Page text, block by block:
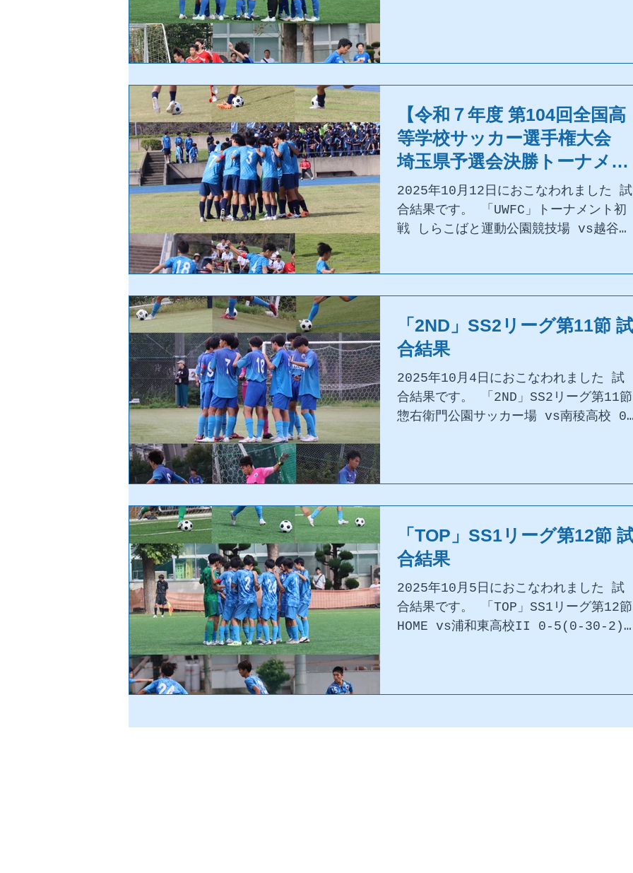
【令和７年度 第104回全国高
等学校サッカー選手権大会
埼玉県予選会決勝トーナメン
ト】試合結果
2025年10月12日におこなわれました 試
合結果です。 「UWFC」トーナメント初
戦 しらこばと運動公園競技場 vs越谷西
「2ND」SS2リーグ第11節 試
合結果
2025年10月4日におこなわれました 試
合結果です。 「2ND」SS2リーグ第11節
惣右衛門公園サッカー場 vs南稜高校
「TOP」SS1リーグ第12節
合結果
2025年10月5日におこなわれました 試
合結果です。 「TOP」SS1リーグ第12節
HOME vs浦和東高校II 0-5(0-30-2)